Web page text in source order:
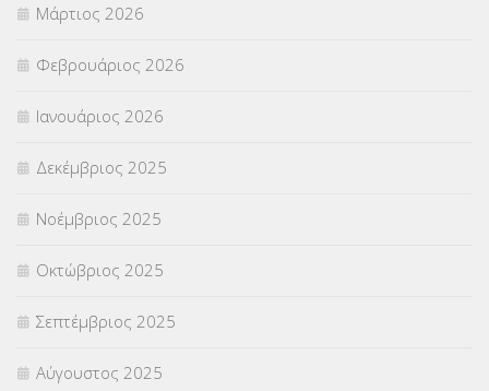
ΣΤΕΛΕΧΗ (360)
ΣΥΜΒΟΥΛΕΥΤΙΚΟΣ ΣΤΑΘΜΟΣ ΝΕΩΝ
ΣΥΝΤΑΞΕΙΣ(12)
ΣΧΟΛΙΚΟΙ ΣΥΜΒΟΥΛΟΙ
ΥΠΕΡΑΡΙΘΜΟΙ(1)
ΥΠΟΤΡΟΦΙΕΣ(28)
ΦΥΣΙΚΗ ΑΓΩΓΗ(692)
Χωρίς κατηγορία
Μάρτιος 2026
Φεβρουάριος 2026
Ιανουάριος 2026
Δεκέμβριος 2025
Νοέμβριος 2025
Οκτώβριος 2025
Σεπτέμβριος 2025
Αύγουστος 2025